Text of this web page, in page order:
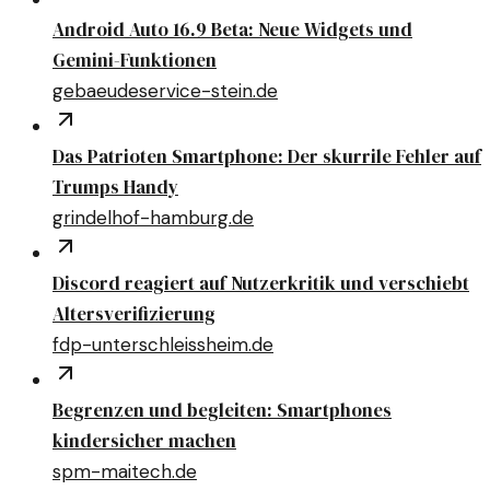
Android Auto 16.9 Beta: Neue Widgets und
Gemini-Funktionen
gebaeudeservice-stein.de
Das Patrioten Smartphone: Der skurrile Fehler auf
Trumps Handy
grindelhof-hamburg.de
Discord reagiert auf Nutzerkritik und verschiebt
Altersverifizierung
fdp-unterschleissheim.de
Begrenzen und begleiten: Smartphones
kindersicher machen
spm-maitech.de